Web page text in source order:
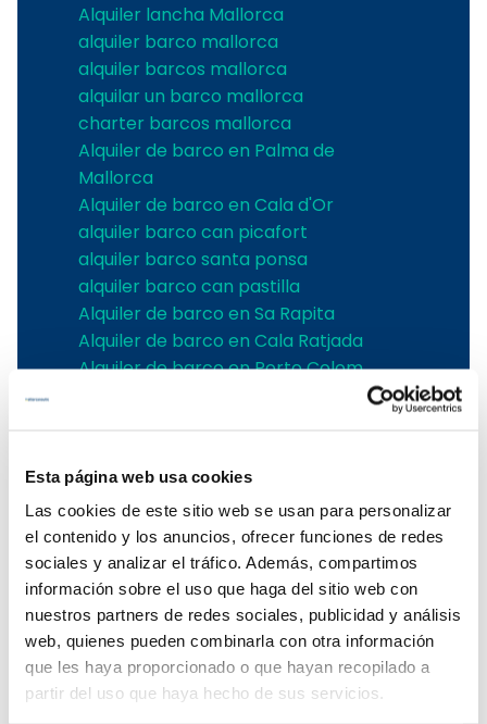
Esta página web usa cookies
Las cookies de este sitio web se usan para personalizar
el contenido y los anuncios, ofrecer funciones de redes
sociales y analizar el tráfico. Además, compartimos
información sobre el uso que haga del sitio web con
nuestros partners de redes sociales, publicidad y análisis
web, quienes pueden combinarla con otra información
que les haya proporcionado o que hayan recopilado a
partir del uso que haya hecho de sus servicios.
Alquiler lancha Mallorca
alquiler barco mallorca
alquiler barcos mallorca
alquilar un barco mallorca
charter barcos mallorca
Alquiler de barco en Palma de
Mallorca
Alquiler de barco en Cala d'Or
alquiler barco can picafort
alquiler barco santa ponsa
alquiler barco can pastilla
Alquiler de barco en Sa Rapita
Alquiler de barco en Cala Ratjada
Alquiler de barco en Porto Colom
Alquiler de velero en Pollensa
Alquiler de barco en Alcudia
Alquiler de barcos en Pollensa
Alquiler barcos Puerto de Andratx
Alquiler de barcos en Palma de
Mallorca
Alquiler embarcaciones Mallorca
Alquiler de barcos en Puerto Portals
Alquiler de barcos con patrón en